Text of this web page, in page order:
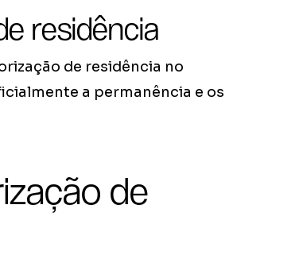
residência
de residência no
a permanência e os
de